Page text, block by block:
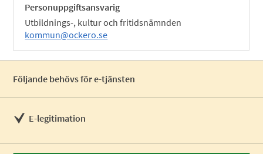
Personuppgiftsansvarig
Utbildnings-, kultur och fritidsnämnden
kommun@ockero.se
Följande behövs för e-tjänsten
E-legitimation